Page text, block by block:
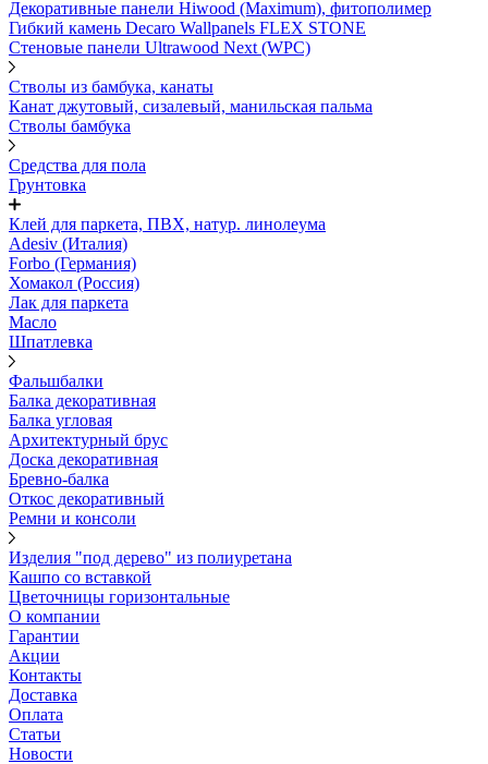
Декоративные панели Hiwood (Maximum), фитополимер
Гибкий камень Decaro Wallpanels FLEX STONE
Стеновые панели Ultrawood Next (WPC)
Стволы из бамбука, канаты
Канат джутовый, сизалевый, манильская пальма
Стволы бамбука
Средства для пола
Грунтовка
Клей для паркета, ПВХ, натур. линолеума
Adesiv (Италия)
Forbo (Германия)
Хомакол (Россия)
Лак для паркета
Масло
Шпатлевка
Фальшбалки
Балка декоративная
Балка угловая
Архитектурный брус
Доска декоративная
Бревно-балка
Откос декоративный
Ремни и консоли
Изделия "под дерево" из полиуретана
Кашпо со вставкой
Цветочницы горизонтальные
О компании
Гарантии
Акции
Контакты
Доставка
Оплата
Статьи
Новости